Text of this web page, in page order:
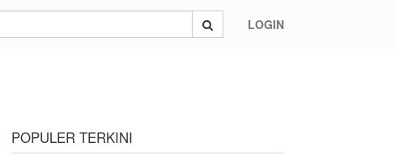
LOGIN
POPULER TERKINI